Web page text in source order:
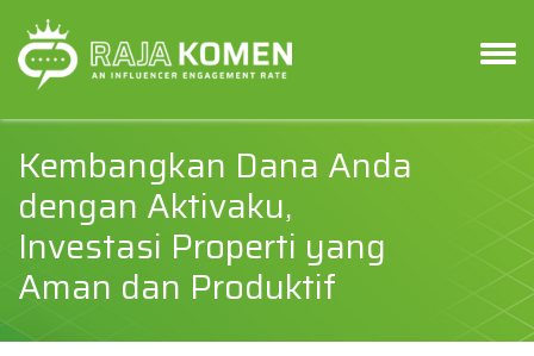
Kembangkan Dana Anda
dengan Aktivaku,
Investasi Properti yang
Aman dan Produktif